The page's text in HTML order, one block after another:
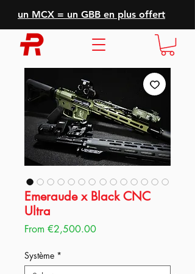
un MCX = un GBB en plus offert
Emeraude x Black CNC
Ultra
From €2,500.00Sale
Système *